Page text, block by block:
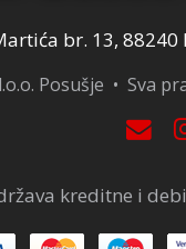
br. 13,
Posušje • Sva
kreditne i